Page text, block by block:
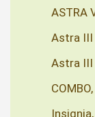
ASTRA
Astra III
Astra III